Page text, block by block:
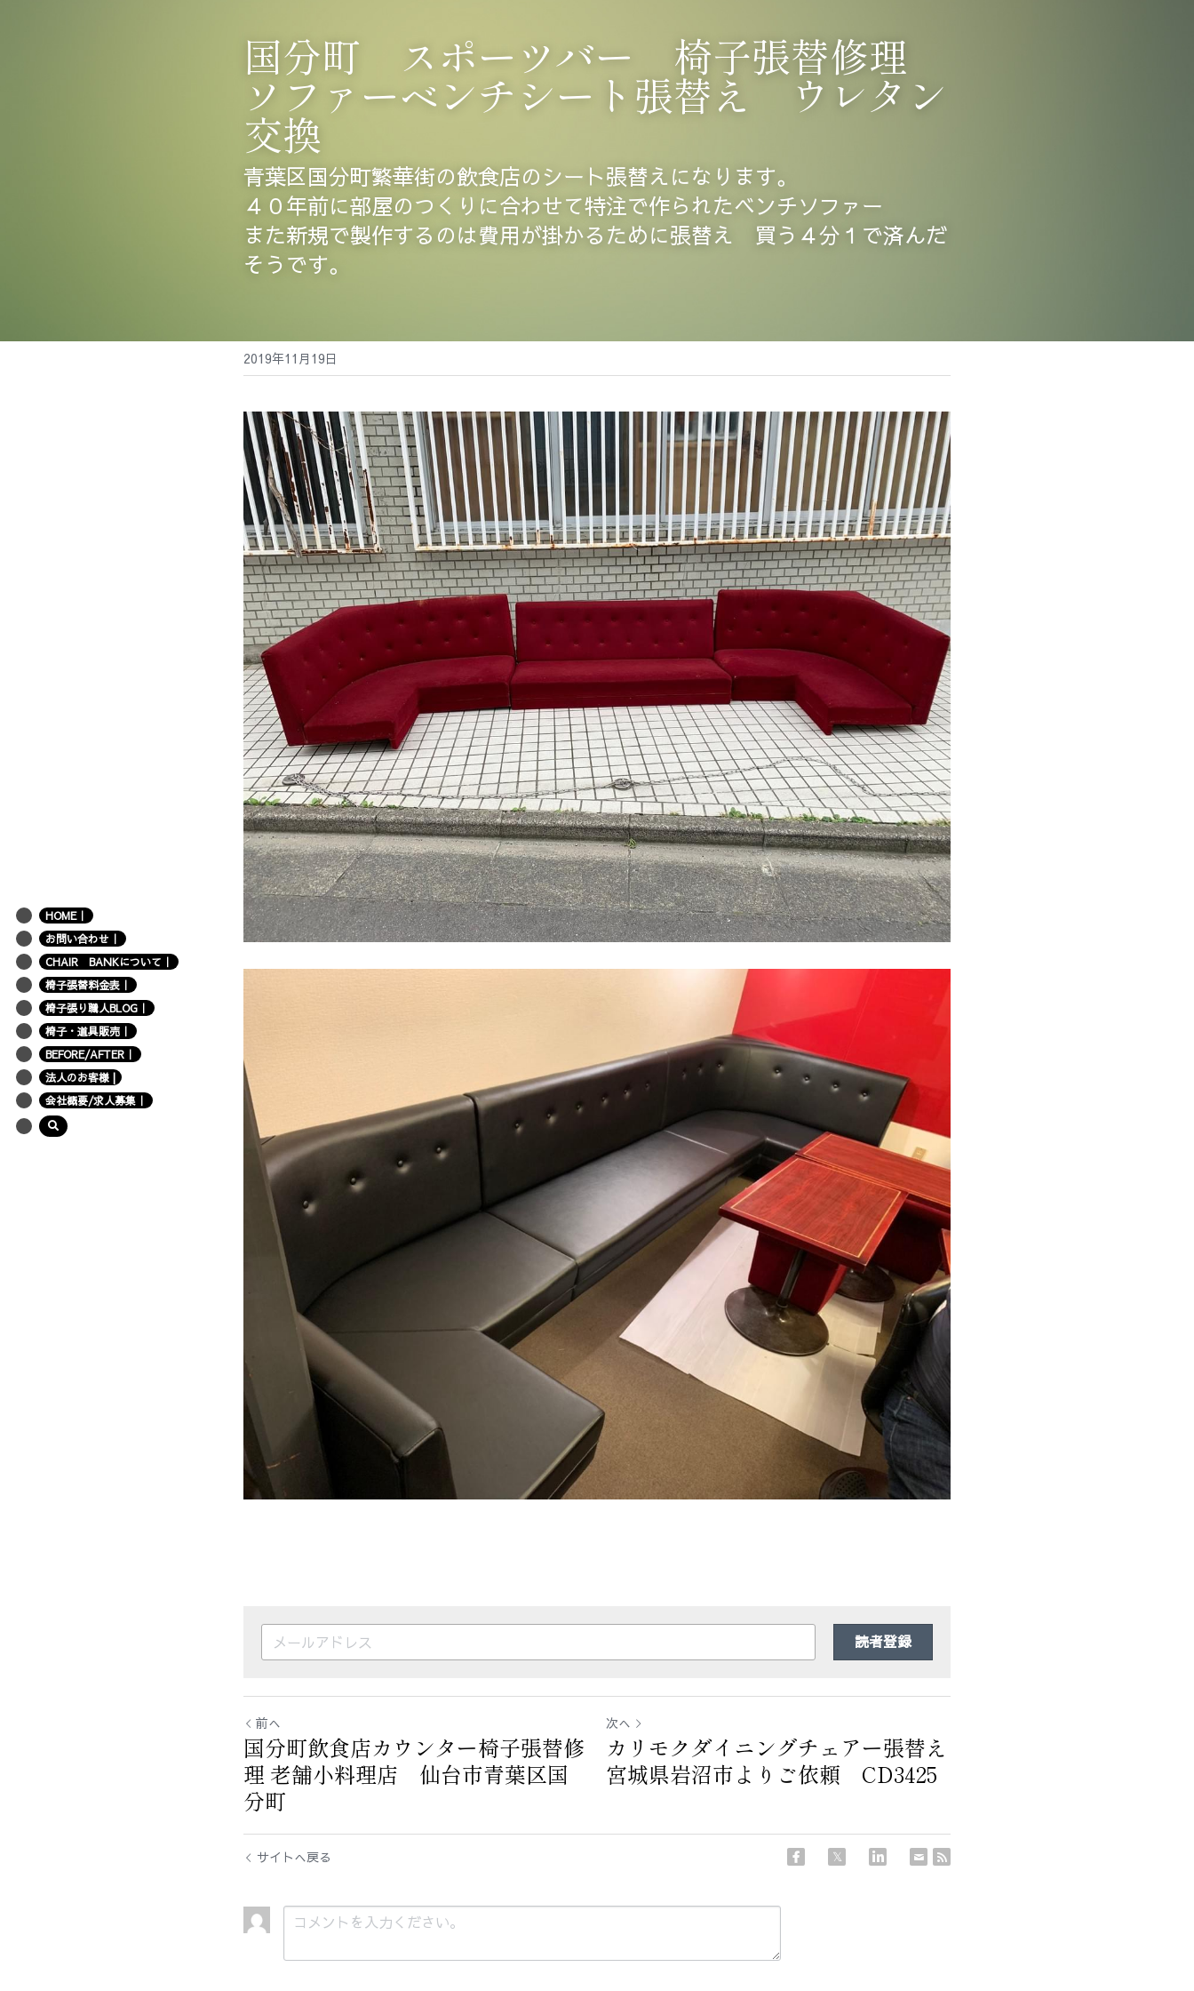
HOME｜
お問い合わせ｜
CHAIR BANKについて｜
椅子張替料金表｜
椅子張り職人BLOG｜
椅子・道具販売｜
BEFORE/AFTER｜
法人のお客様 |
会社概要/求人募集｜
国分町　スポーツバー　椅子張替修理
ソファーベンチシート張替え　ウレタン
交換
青葉区国分町繁華街の飲食店のシート張替えになります。
４０年前に部屋のつくりに合わせて特注で作られたベンチソファー
また新規で製作するのは費用が掛かるために張替え　買う４分１で済んだ
そうです。
2019年11月19日
読者登録
前へ
国分町飲食店カウンター椅子張替修
理 老舗小料理店 仙台市青葉区国
分町
次へ
カリモクダイニングチェアー張替え
宮城県岩沼市よりご依頼 CD3425
サイトへ戻る